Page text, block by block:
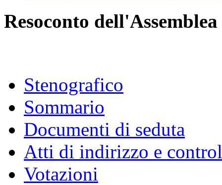
Resoconto dell'Assemblea
Stenografico
Sommario
Documenti di seduta
Atti di indirizzo e
Votazioni